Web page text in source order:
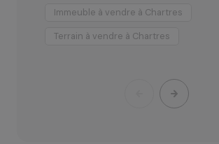
Immeuble à vendre à Chartres
Terrain à vendre à Chartres